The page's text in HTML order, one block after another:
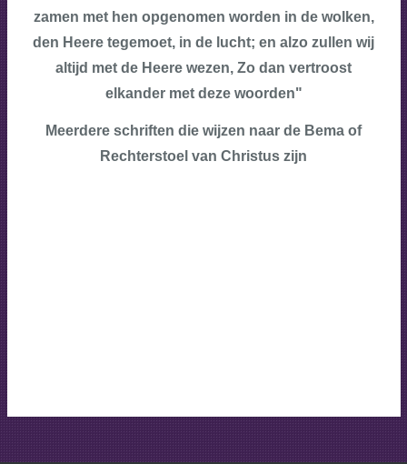
zamen met hen opgenomen worden in de wolken,
den Heere tegemoet, in de lucht; en alzo zullen wij
altijd met de Heere wezen, Zo dan vertroost
elkander met deze woorden"
Meerdere schriften die wijzen naar de Bema of
Rechterstoel van Christus zijn